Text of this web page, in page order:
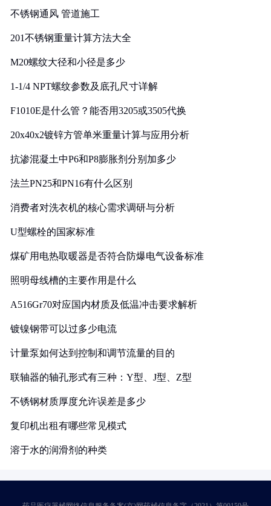
不锈钢通风 管道施工
201不锈钢重量计算方法大全
M20螺纹大径和小径是多少
1-1/4 NPT螺纹参数及底孔尺寸详解
F1010E是什么管？能否用3205或3505代换
20x40x2镀锌方管单米重量计算与应用分析
抗渗混凝土中P6和P8膨胀剂分别加多少
法兰PN25和PN16有什么区别
消费者对洗衣机的核心需求调研与分析
U型螺栓的国家标准
煤矿用电热取暖器是否符合防爆电气设备标准
照明母线槽的主要作用是什么
A516Gr70对应国内材质及低温冲击要求解析
镀镍钢带可以过多少电流
计量泵如何达到控制和调节流量的目的
联轴器的轴孔形式有三种：Y型、J型、Z型
不锈钢材质厚度允许误差是多少
复印机出租有哪些常见模式
溶于水的润滑剂的种类